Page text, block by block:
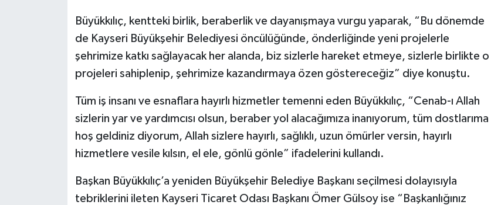
Büyükkılıç, kentteki birlik, beraberlik ve dayanışmaya vurgu yaparak, “Bu dönemde
de Kayseri Büyükşehir Belediyesi öncülüğünde, önderliğinde yeni projelerle
şehrimize katkı sağlayacak her alanda, biz sizlerle hareket etmeye, sizlerle birlikte o
projeleri sahiplenip, şehrimize kazandırmaya özen göstereceğiz” diye konuştu.
Tüm iş insanı ve esnaflara hayırlı hizmetler temenni eden Büyükkılıç, “Cenab-ı Allah
sizlerin yar ve yardımcısı olsun, beraber yol alacağımıza inanıyorum, tüm dostlarıma
hoş geldiniz diyorum, Allah sizlere hayırlı, sağlıklı, uzun ömürler versin, hayırlı
hizmetlere vesile kılsın, el ele, gönlü gönle” ifadelerini kullandı.
Başkan Büyükkılıç’a yeniden Büyükşehir Belediye Başkanı seçilmesi dolayısıyla
tebriklerini ileten Kayseri Ticaret Odası Başkanı Ömer Gülsoy ise “Başkanlığınız